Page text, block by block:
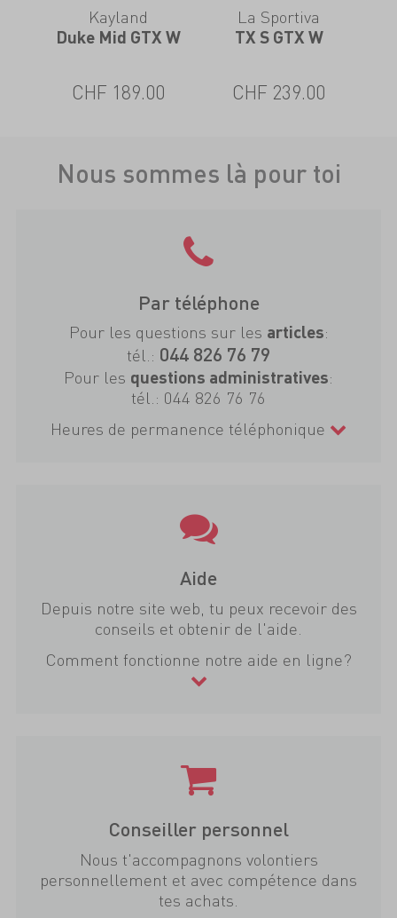
Kayland
Duke Mid GTX W
CHF 189.00
La Sportiva
TX S GTX W
CHF 239.00
Nous sommes là pour toi
Par téléphone
Pour les questions sur les articles:
tél.: 044 826 76 79
Pour les questions administratives:
tél.: 044 826 76 76
Heures de permanence téléphonique
Aide
Depuis notre site web, tu peux recevoir des
conseils et obtenir de l'aide.
Comment fonctionne notre aide en ligne?
Conseiller personnel
Nous t'accompagnons volontiers
personnellement et avec compétence dans
tes achats.